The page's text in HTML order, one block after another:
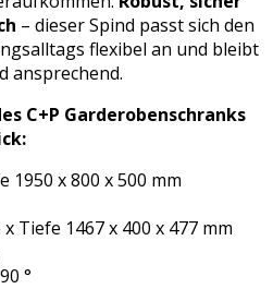
– dieser Spind passt sich den
flexibel an und bleibt
ansprechend.
C+P Garderobenschranks
1950 x 800 x 500 mm
Tiefe 1467 x 400 x 477 mm
°